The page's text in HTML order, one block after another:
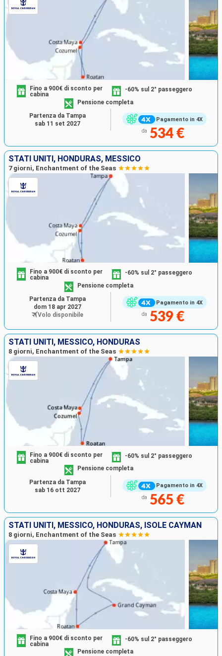
Pagamento in 4X
Fino a 900€ di sconto per
cabina
-60% sul 2° passeggero
Pensione completa
da 534 €
Partenza da Tampa
sab 11 set 2027
STATI UNITI, HONDURAS, MESSICO
7 giorni, Enchantment of the Seas
Pagamento in 4X
Fino a 900€ di sconto per
cabina
-60% sul 2° passeggero
Pensione completa
da 539 €
Partenza da Tampa
dom 18 apr 2027
Volo disponibile
STATI UNITI, MESSICO, HONDURAS
8 giorni, Enchantment of the Seas
Pagamento in 4X
Fino a 900€ di sconto per
cabina
-60% sul 2° passeggero
Pensione completa
da 565 €
Partenza da Tampa
sab 16 ott 2027
STATI UNITI, MESSICO, HONDURAS, ISOLE CAYMAN
8 giorni, Enchantment of the Seas
Fino a 900€ di sconto per
cabina
-60% sul 2° passeggero
Pensione completa